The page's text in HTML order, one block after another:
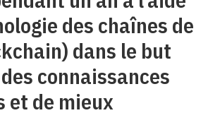
des chaînes de
dans le but
connaissances
et de mieux